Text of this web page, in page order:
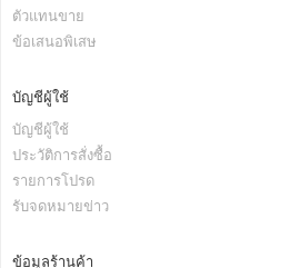
ตัวแทนขาย
ข้อเสนอพิเสษ
บัญชีผู้ใช้
บัญชีผู้ใช้
ประวัติการสั่งซื้อ
รายการโปรด
รับจดหมายข่าว
ข้อมูลร้านค้า